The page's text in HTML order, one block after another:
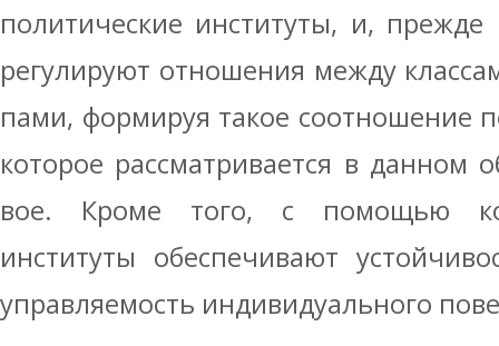
политические институты, и, прежде
регулируют отношения между
пами, формируя такое соотношение
которое рассматривается в данном
вое. Кроме того, с помощью
институты обеспечивают
управляемость индивидуального